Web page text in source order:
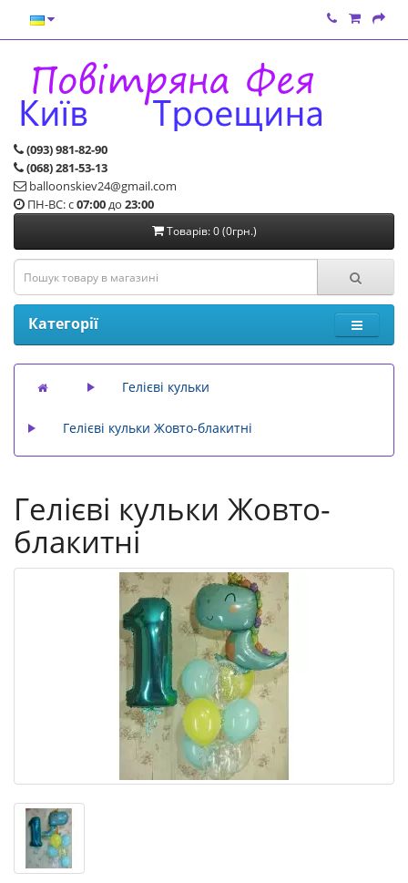
(093) 981-82-90
(068) 281-53-13
balloonskiev24@gmail.com
ПН-ВС: с07:00до 23:00
Товарів: 0 (0грн.)
Категорії
Гелієві кульки
Гелієві кульки Жовто-блакитні
Гелієві кульки Жовто-
блакитні